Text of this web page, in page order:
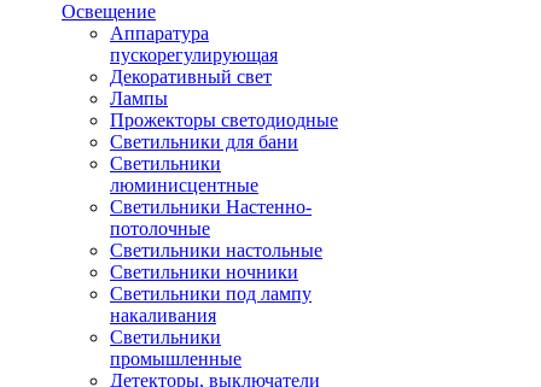
Освещение
Аппаратура
пускорегулирующая
Декоративный свет
Лампы
Прожекторы светодиодные
Светильники для бани
Светильники
люминисцентные
Светильники Настенно-
потолочные
Светильники настольные
Светильники ночники
Светильники под лампу
накаливания
Светильники
промышленные
Детекторы, выключатели